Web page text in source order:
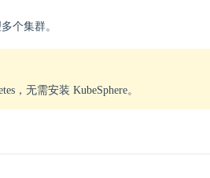
个集群。
，无需安装 KubeSphere。